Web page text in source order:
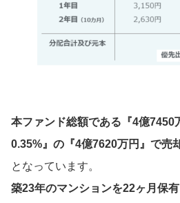
本ファンド総額である『4億7450
0.35%』の『4億7620万円』で売
となっています。
築23年のマンションを22ヶ月保